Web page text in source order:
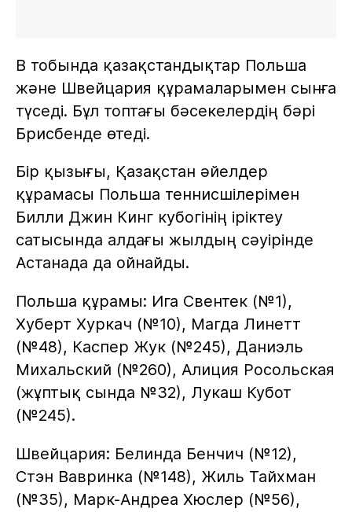
В тобында қазақстандықтар Польша
және Швейцария құрамаларымен сынға
түседі. Бұл топтағы бәсекелердің бәрі
Брисбенде өтеді.
Бір қызығы, Қазақстан әйелдер
құрамасы Польша теннисшілерімен
Билли Джин Кинг кубогінің іріктеу
сатысында алдағы жылдың сәуірінде
Астанада да ойнайды.
Польша құрамы: Ига Свентек (№1),
Хуберт Хуркач (№10), Магда Линетт
(№48), Каспер Жук (№245), Даниэль
Михальский (№260), Алиция Росольская
(жұптық сында №32), Лукаш Кубот
(№245).
Швейцария: Белинда Бенчич (№12),
Стэн Вавринка (№148), Жиль Тайхман
(№35), Марк-Андреа Хюслер (№56),